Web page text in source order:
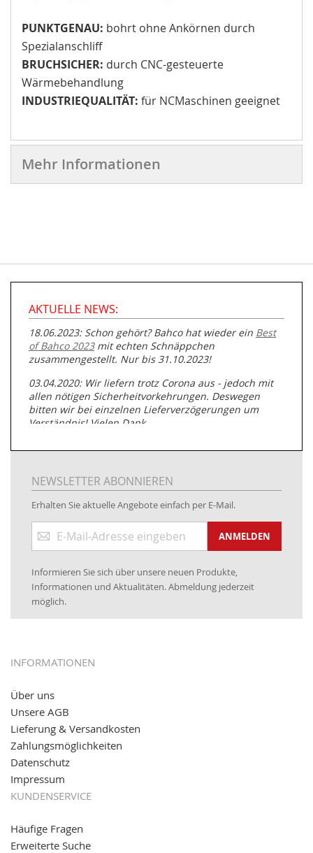
PUNKTGENAU: bohrt ohne Ankörnen durch
Spezialanschliff
BRUCHSICHER: durch CNC-gesteuerte
Wärmebehandlung
INDUSTRIEQUALITÄT: für NCMaschinen geeignet
Mehr Informationen
AKTUELLE NEWS:
18.06.2023: Schon gehört? Bahco hat wieder ein Best
of Bahco 2023mit echten Schnäppchen
zusammengestellt. Nur bis 31.10.2023!
03.04.2020: Wir liefern trotz Corona aus - jedoch mit
allen nötigen Sicherheitvorkehrungen. Deswegen
bitten wir bei einzelnen Lieferverzögerungen um
Verständnis! Vielen Dank.
05.07.2019: Neuester Zugang zu unserer
Rohrbearbeitung
01.06.2019: Individuell
bedruckte Kabeltrommeln
www.kabeltrommeln-versand.de/Kabelbedruckung
04.11.2018: Überarbeitung der Corporate Identity (CI)
16.01.2017:JETZT NEU- Visa & MasterCard (inkl.
Maestro)
12.01.2017:JETZT NEU- giropay, SOFORT-Überweisung
05.09.2016: NEUE Topseller bei
11.08.2016: Gerade entsteht unser "neuer"
Partnershop
Online-Shop für einfaches Transportieren. Einfach
reinschauen...
NEWSLETTER ABONNIEREN
Erhalten Sie aktuelle Angebote einfach per E-Mail.
zum
ANMELDEN
Informieren Sie sich über unsere neuen Produkte,
Informationen und Aktualitäten. Abmeldung jederzeit
möglich.
INFORMATIONEN
Über uns
Unsere AGB
Lieferung & Versandkosten
Zahlungsmöglichkeiten
Datenschutz
Impressum
KUNDENSERVICE
Häufige Fragen
Erweiterte Suche